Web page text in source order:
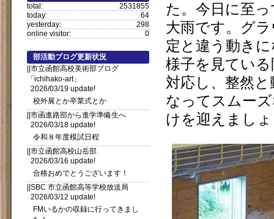
た。今日に至
大雨です。グ
定と違う動き
様子を見てい
対応し、整然
なってスムー
けを迎えまし
2531855
total:
64
today:
298
yesterday:
0
online visitor:
部活動ブログ更新状況
||市立函館高校美術部ブログ
「ichihako-art」
2026/03/19 update!
校外展とか卒業式とか
||市函進路部から進学準備生へ
2026/03/18 update!
令和８年度模試日程
||市立函館高校山岳部
2026/03/16 update!
合格おめでとうございます！
||SBC 市立函館高等学校放送局
2026/03/12 update!
FMいるかの収録に行ってきまし